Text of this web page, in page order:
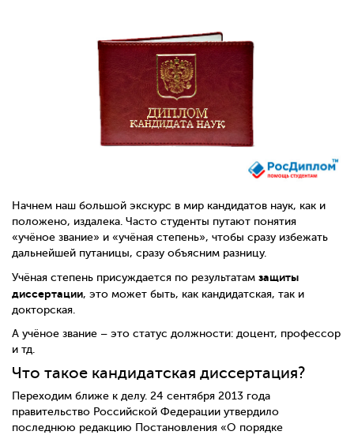
Начнем наш большой экскурс в мир кандидатов наук, как и
положено, издалека. Часто студенты путают понятия
«учёное звание» и «учёная степень», чтобы сразу избежать
дальнейшей путаницы, сразу объясним разницу.
Учёная степень присуждается по результатам защиты
диссертации, это может быть, как кандидатская, так и
докторская.
А учёное звание – это статус должности: доцент, профессор
и тд.
Что такое кандидатская диссертация?
Переходим ближе к делу. 24 сентября 2013 года
правительство Российской Федерации утвердило
последнюю редакцию Постановления «О порядке